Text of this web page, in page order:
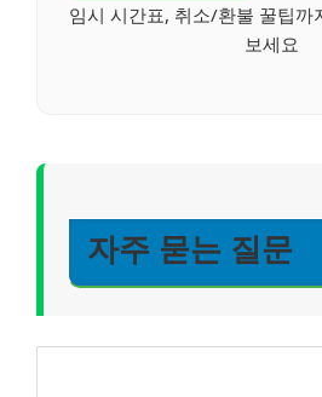
임시 시간표, 취소/환불 꿀팁까
보세요
자주 묻는 질문